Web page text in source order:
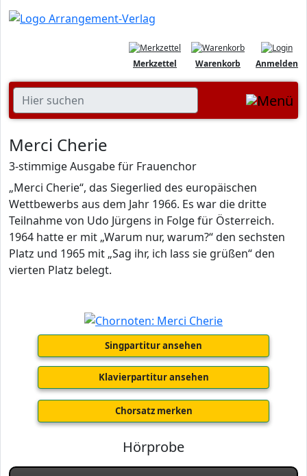
Anmelden
Warenkorb
Merkzettel
Merci Cherie
3-stimmige Ausgabe für Frauenchor
„Merci Cherie“, das Siegerlied des europäischen
Wettbewerbs aus dem Jahr 1966. Es war die dritte
Teilnahme von Udo Jürgens in Folge für Österreich.
1964 hatte er mit „Warum nur, warum?“ den sechsten
Platz und 1965 mit „Sag ihr, ich lass sie grüßen“ den
vierten Platz belegt.
Singpartitur ansehen
Klavierpartitur ansehen
Chorsatz merken
Hörprobe